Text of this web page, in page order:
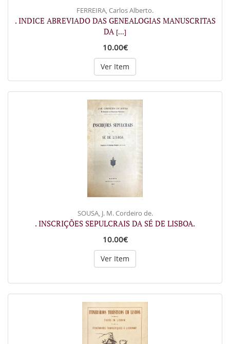
FERREIRA, Carlos Alberto.
. INDICE ABREVIADO DAS GENEALOGIAS MANUSCRITAS
DA [...]
10.00€
Ver Item
SOUSA, J. M. Cordeiro de.
. INSCRIÇÕES SEPULCRAIS DA SÉ DE LISBOA.
10.00€
Ver Item